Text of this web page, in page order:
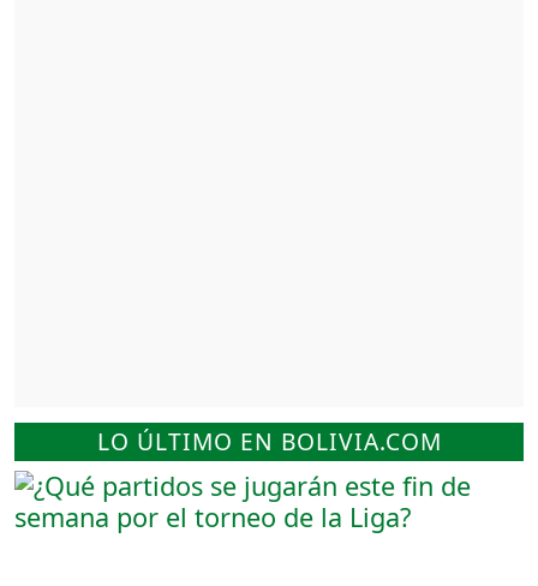
LO ÚLTIMO EN BOLIVIA.COM